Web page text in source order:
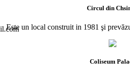
Circul din
Este un local construit in 1981 şi
Coliseum